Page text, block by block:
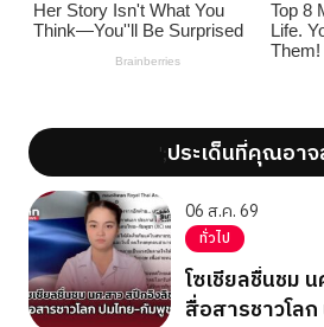
';ประเด็นที่คุณอาจ
06 ส.ค. 69
ทั่วไป
โซเชียลชื่นชม
สื่อสารชาวโล